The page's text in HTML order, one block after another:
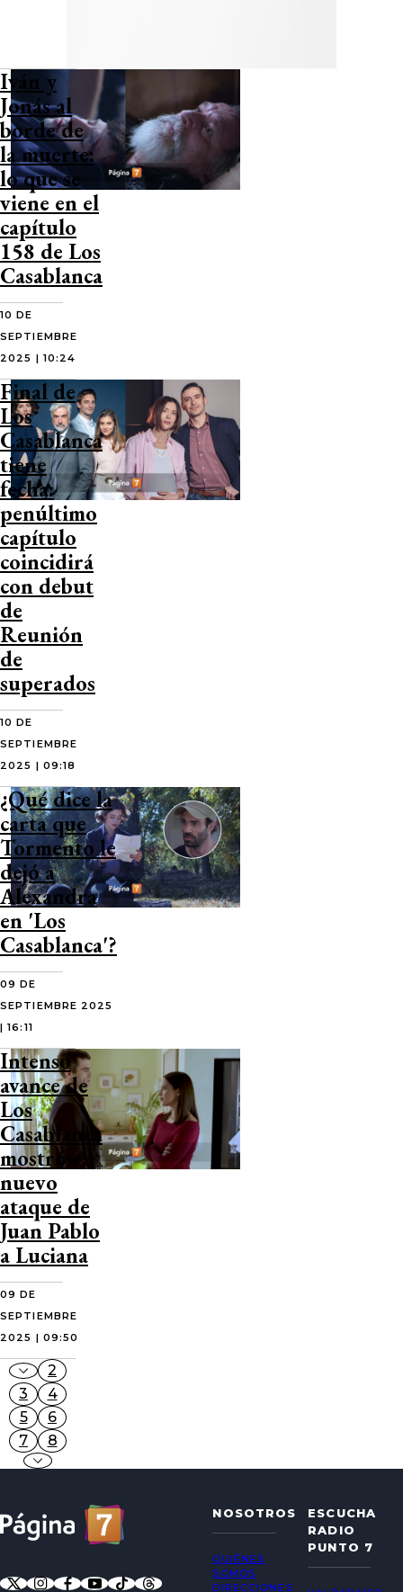
Iván y
Jonás al
borde de
la muerte:
lo que se
viene en el
capítulo
158 de Los
Casablanca
10 DE
SEPTIEMBRE
2025 | 10:24
Final de
Los
Casablanca
tiene
fecha:
penúltimo
capítulo
coincidirá
con debut
de
Reunión
de
superados
10 DE
SEPTIEMBRE
2025 | 09:18
¿Qué dice la
carta que
Tormento le
dejó a
Alexandra
en 'Los
Casablanca'?
09 DE
SEPTIEMBRE 2025
| 16:11
Intenso
avance de
Los
Casablanca
mostró
nuevo
ataque de
Juan Pablo
a Luciana
09 DE
SEPTIEMBRE
2025 | 09:50
2
3
4
5
6
7
8
NOSOTROS
QUIÉNES
SOMOS
DIRECCIONES
ESCUCHA
RADIO
PUNTO 7